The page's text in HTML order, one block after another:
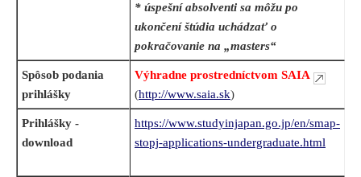
* úspešní absolventi sa môžu po
ukončení štúdia uchádzať o
pokračovanie na „masters“
Spôsob podania
prihlášky
Výhradne prostredníctvom SAIA
(http://www.saia.sk)
Prihlášky -
download
https://www.studyinjapan.go.jp/en/smap-
stopj-applications-undergraduate.html